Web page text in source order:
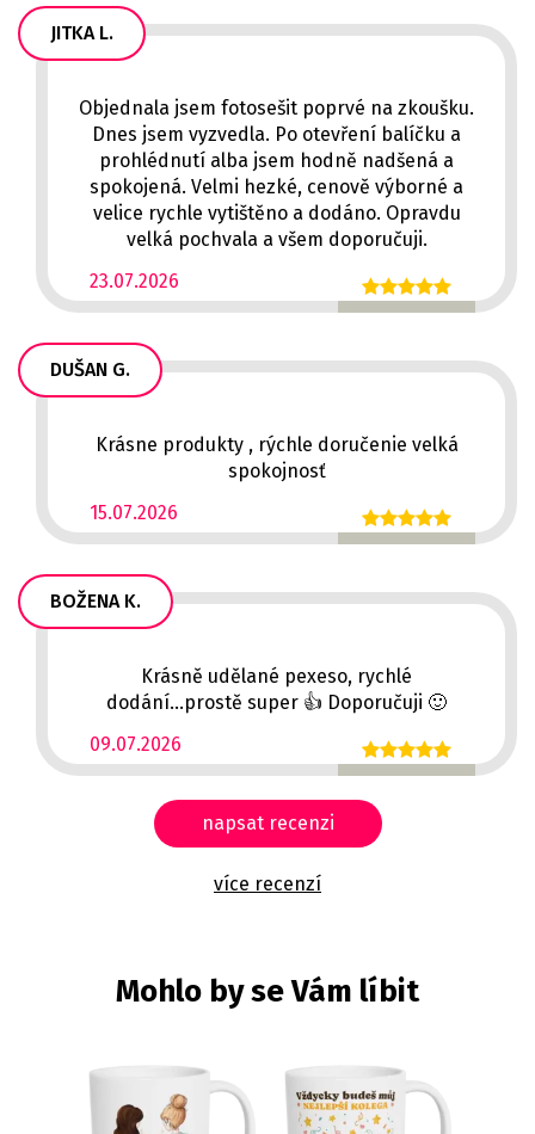
JITKA L.
23.07.2026
Objednala jsem fotosešit poprvé na zkoušku.
Dnes jsem vyzvedla. Po otevření balíčku a
prohlédnutí alba jsem hodně nadšená a
spokojená. Velmi hezké, cenově výborné a
velice rychle vytištěno a dodáno. Opravdu
velká pochvala a všem doporučuji.
DUŠAN G.
15.07.2026
Krásne produkty , rýchle doručenie velká
spokojnosť
BOŽENA K.
09.07.2026
Krásně udělané pexeso, rychlé
dodání...prostě super 👍 Doporučuji 🙂
napsat recenzi
více recenzí
Mohlo by se Vám líbit